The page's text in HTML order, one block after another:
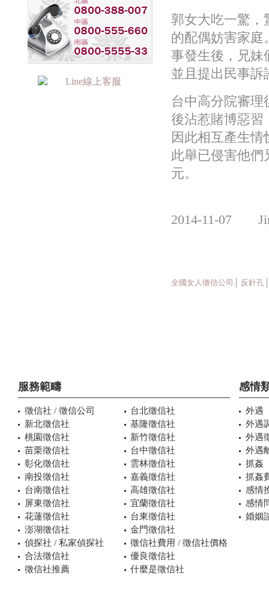
郭女大吃一驚，
的配偶妨害家庭
事發生後，兄妹
並且提出民事訴
台中高分院審理
後沾惹賭博惡習
因此相互產生
此舉已侵害他們
元。
2014-11-07
全國女人徵信公司 反針孔
服務範疇
徵信社 / 徵信公司
台北徵信社
新北徵信社
基隆徵信社
桃園徵信社
新竹徵信社
苗栗徵信社
台中徵信社
彰化徵信社
雲林徵信社
南投徵信社
嘉義徵信社
台南徵信社
高雄徵信社
屏東徵信社
宜蘭徵信社
花蓮徵信社
台東徵信社
澎湖徵信社
金門徵信社
偵探社 / 私家偵探社
徵信社費用 / 徵信社價格
合法徵信社
優良徵信社
徵信社推薦
什麼是徵信社
感情
外遇
外遇
外遇
外遇
抓姦
抓姦
感情
感情
婚姻